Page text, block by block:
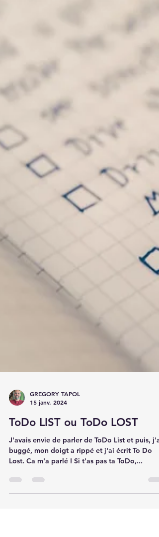
GREGORY TAPOL
15 janv. 2024
ToDo LIST ou ToDo LOST
J'avais envie de parler de ToDo List et puis, j'ai
buggé, mon doigt a rippé et j'ai écrit To Do